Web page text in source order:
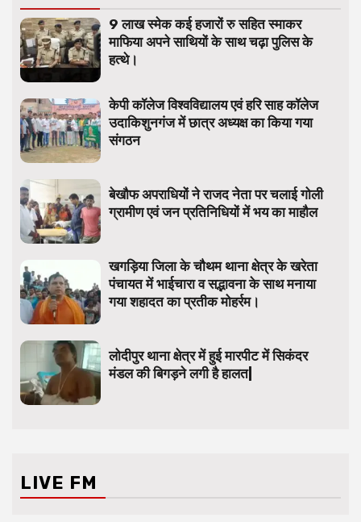
9 लाख स्मेक कई हजारों रु सहित स्माकर
माफिया अपने साथियों के साथ चढ़ा पुलिस के
हत्थे।
केपी कॉलेज विश्वविद्यालय एवं हरि साह कॉलेज
उदाकिशुनगंज में छात्र अध्यक्ष का किया गया
संगठन
बेखौफ अपराधियों ने राजद नेता पर चलाई गोली
ग्रामीण एवं जन प्रतिनिधियों में भय का माहौल
खगड़िया जिला के चौथम थाना क्षेत्र के खरेता
पंचायत में भाईचारा व सद्भावना के साथ मनाया
गया शहादत का प्रतीक मोहर्रम।
लोदीपुर थाना क्षेत्र में हुई मारपीट में सिकंदर
मंडल की बिगड़ने लगी है हालत|
LIVE FM